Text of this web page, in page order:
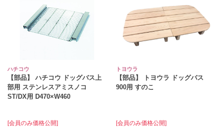
ハチコウ
【部品】 ハチコウ ドッグバス上
部用 ステンレスアミスノコ
ST/DX用 D470×W460
[会員のみ価格公開]
トヨウラ
【部品】 トヨウラ ドッグバス
900用 すのこ
[会員のみ価格公開]